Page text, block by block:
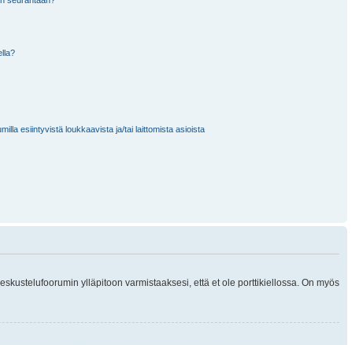
esiintyvistä loukkaavista ja/tai laittomista asioista
ylläpitoon varmistaaksesi, että et ole porttikiellossa. On myös